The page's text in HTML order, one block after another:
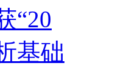
“20
基础